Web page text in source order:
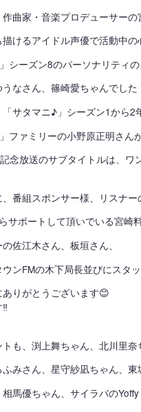
曲家・音楽プロデューサーの
けるアイドル声優で活動中の
シーズン8のパーソナリティ
なさん、篠崎愛ちゃんでした
サタマニ♪」シーズン1から
ファミリーの小野原正明さ
念放送のサブタイトルは、
、番組スポンサー様、リスナ
サポートして頂いでいる宮崎
佐江木さん、板垣さん、
ンFMの木下局長並びにスタッ
りがとうございます😊
‼️
も、渕上舞ちゃん、北川里
みさん、星守紗凪ちゃん、
馬優ちゃん、 サイラバの